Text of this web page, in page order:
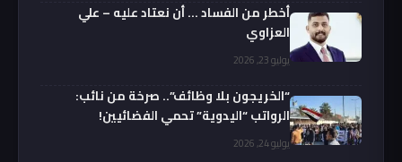
أخطر من الفساد … أن نعتاد عليه – علي
العزاوي
يوليو 23, 2026
“الخريجون بلا وظائف”.. صرخة من نائب:
الرواتب “اليدوية” تحمي الفضائيين!
يوليو 24, 2026